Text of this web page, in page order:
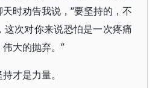
时劝告我说，“要坚持的，不
次对你来说恐怕是一次疼痛
大的抛弃。”
才是力量。